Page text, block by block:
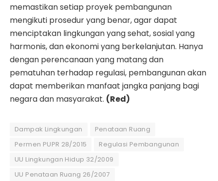
memastikan setiap proyek pembangunan
mengikuti prosedur yang benar, agar dapat
menciptakan lingkungan yang sehat, sosial yang
harmonis, dan ekonomi yang berkelanjutan. Hanya
dengan perencanaan yang matang dan
pematuhan terhadap regulasi, pembangunan akan
dapat memberikan manfaat jangka panjang bagi
negara dan masyarakat. (Red)
Dampak Lingkungan
Penataan Ruang
Permen PUPR 28/2015
Regulasi Pembangunan
UU Lingkungan Hidup 32/2009
UU Penataan Ruang 26/2007